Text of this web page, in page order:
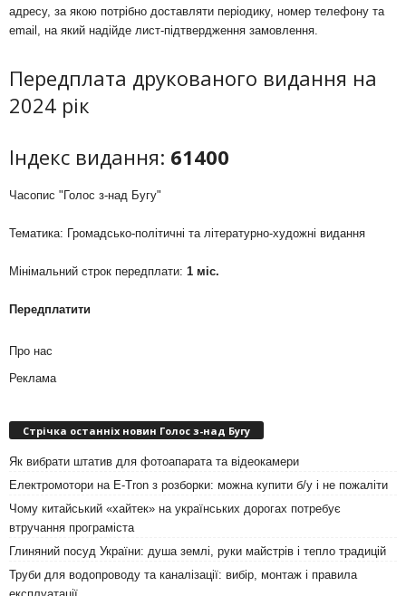
адресу, за якою потрібно доставляти періодику, номер телефону та
email, на який надійде лист-підтвердження замовлення.
Передплата друкованого видання на
2024 рік
Індекс видання: 61400
Часопис "Голос з-над Бугу"
Тематика: Громадсько-політичні та літературно-художні видання
Мінімальний строк передплати: 1 міс.
Передплатити
Про нас
Реклама
Стрічка останніх новин Голос з-над Бугу
Як вибрати штатив для фотоапарата та відеокамери
Електромотори на E-Tron з розборки: можна купити б/у і не пожаліти
Чому китайський «хайтек» на українських дорогах потребує
втручання програміста
Глиняний посуд України: душа землі, руки майстрів і тепло традицій
Труби для водопроводу та каналізації: вибір, монтаж і правила